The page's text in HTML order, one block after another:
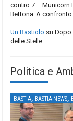
contro 7 – Municorn
Bettona: A
Un Bastiolo su Dopo
delle Stelle
Politica e
BASTIA, BASTIA NEWS,